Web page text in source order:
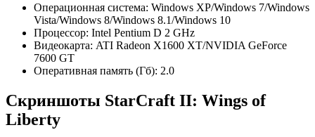
Операционная система: Windows XP/Windows 7/Windows
Vista/Windows 8/Windows 8.1/Windows 10
Процессор: Intel Pentium D 2 GHz
Видеокарта: ATI Radeon X1600 XT/NVIDIA GeForce
7600 GT
Оперативная память (Гб): 2.0
Скриншоты StarCraft II: Wings of
Liberty